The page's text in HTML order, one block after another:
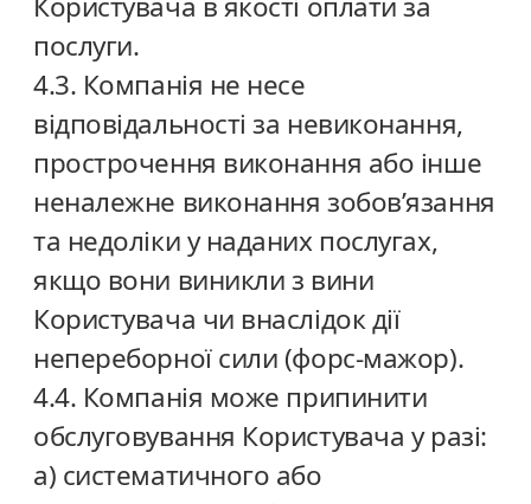
послуги.
4.3. Компанія не несе
відповідальності за невиконання,
прострочення виконання або інше
неналежне виконання зобов’язання
та недоліки у наданих послугах,
якщо вони виникли з вини
Користувача чи внаслідок дії
непереборної сили (форс-мажор).
4.4. Компанія може припинити
обслуговування Користувача у разі:
а) систематичного або